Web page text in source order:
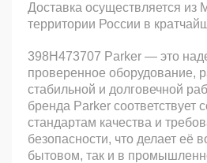
Доставка осуществляется из
территории России в
398H473707 Parker — это
проверенное оборудование,
стабильной и долговечной
бренда Parker соответствует
стандартам качества и
безопасности, что делает её
бытовом, так и в